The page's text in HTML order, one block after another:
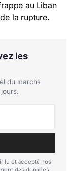
au Liban
la rupture.
les
du marché
lu et accepté nos